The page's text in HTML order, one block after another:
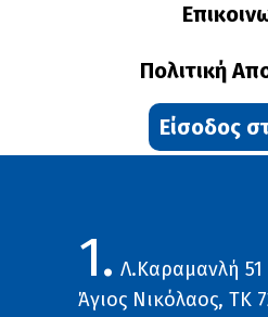
Πολιτική
Είσοδος
1. Λ.Καραμανλή 51
Άγιος Νικόλαος, ΤΚ